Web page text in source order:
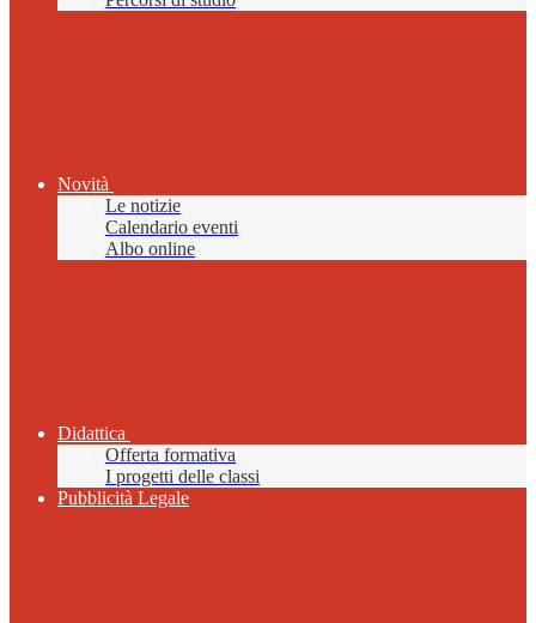
Novità
Le notizie
Calendario eventi
Albo online
Didattica
Offerta formativa
I progetti delle classi
Pubblicità Legale